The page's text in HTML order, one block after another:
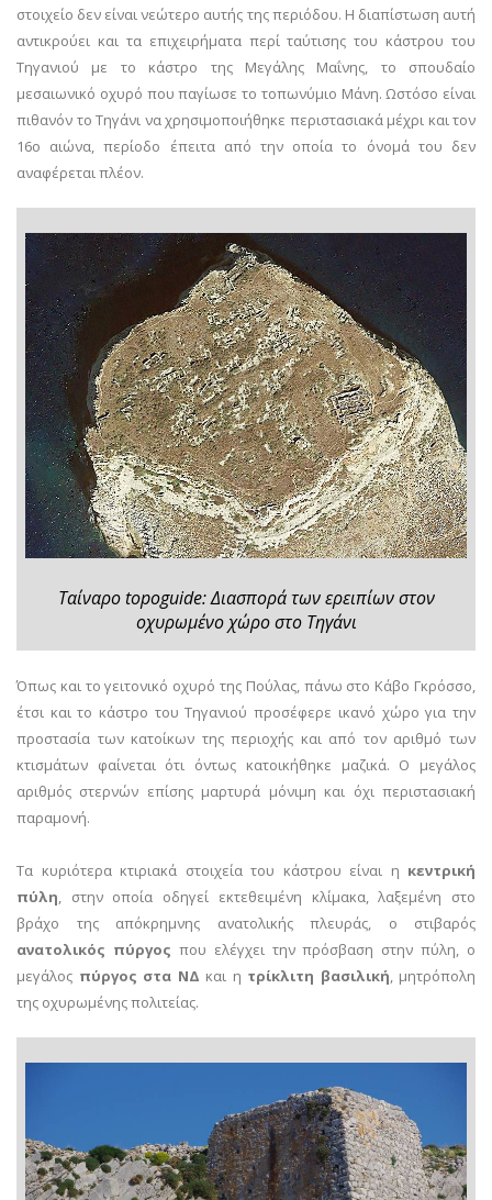
στοιχείο δεν είναι νεώτερο αυτής της περιόδου. Η διαπίστωση αυτή
αντικρούει και τα επιχειρήματα περί ταύτισης του κάστρου του
Τηγανιού με το κάστρο της Μεγάλης Μαΐνης, το σπουδαίο
μεσαιωνικό οχυρό που παγίωσε το τοπωνύμιο Μάνη. Ωστόσο είναι
πιθανόν το Τηγάνι να χρησιμοποιήθηκε περιστασιακά μέχρι και τον
16ο αιώνα, περίοδο έπειτα από την οποία το όνομά του δεν
αναφέρεται πλέον.
Ταίναρο topoguide: Διασπορά των ερειπίων στον
οχυρωμένο χώρο στο Τηγάνι
Όπως και το γειτονικό οχυρό της Πούλας, πάνω στο Κάβο Γκρόσσο,
έτσι και το κάστρο του Τηγανιού προσέφερε ικανό χώρο για την
προστασία των κατοίκων της περιοχής και από τον αριθμό των
κτισμάτων φαίνεται ότι όντως κατοικήθηκε μαζικά. Ο μεγάλος
αριθμός στερνών επίσης μαρτυρά μόνιμη και όχι περιστασιακή
παραμονή.
Τα κυριότερα κτιριακά στοιχεία του κάστρου είναι η κεντρική
πύλη, στην οποία οδηγεί εκτεθειμένη κλίμακα, λαξεμένη στο
βράχο της απόκρημνης ανατολικής πλευράς, ο στιβαρός
ανατολικός πύργος που ελέγχει την πρόσβαση στην πύλη, ο
μεγάλος πύργος στα ΝΔ και η τρίκλιτη βασιλική, μητρόπολη
της οχυρωμένης πολιτείας.